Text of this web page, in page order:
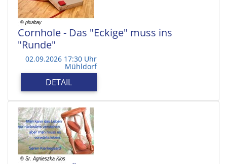
Cornhole - Das "Eckige" muss ins
"Runde"
02.09.2026 17:30 Uhr
Mühldorf
DETAIL